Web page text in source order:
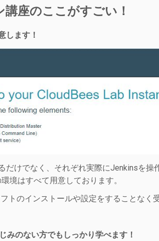
座のここがすごい！
します！
だけでなく、それぞれ実際にJenkinsを
境はすべて用意しております。
トのインストールや設定をすることなく
みのない方でもしっかり学べます！